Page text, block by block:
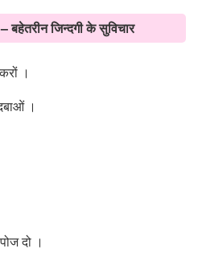
जिन्दगी के सुविचार
।
।
दो ।